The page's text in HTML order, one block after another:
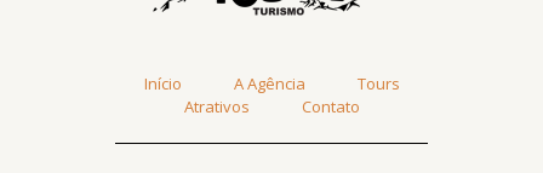
Início A Agência
Tours
Atrativos
Contato